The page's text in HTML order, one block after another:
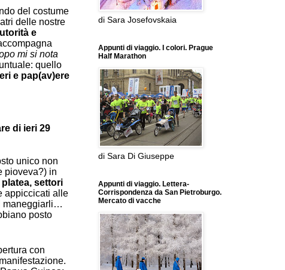
del costume
delle nostre
e
mi si nota
quello
e pap(av)ere
di ieri 29
unico non
pioveva?) in
settori
appiccicati alle
maneggiarli…
posto
con
di Sara Josefovskaia
Appunti di viaggio. I colori. Prague
Half Marathon
di Sara Di Giuseppe
Appunti di viaggio. Lettera-
Corrispondenza da San Pietroburgo.
Mercato di vacche